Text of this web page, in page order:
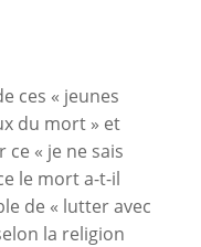
ces « jeunes
du mort » et
« je ne sais
le mort a-t-il
de « lutter avec
la religion